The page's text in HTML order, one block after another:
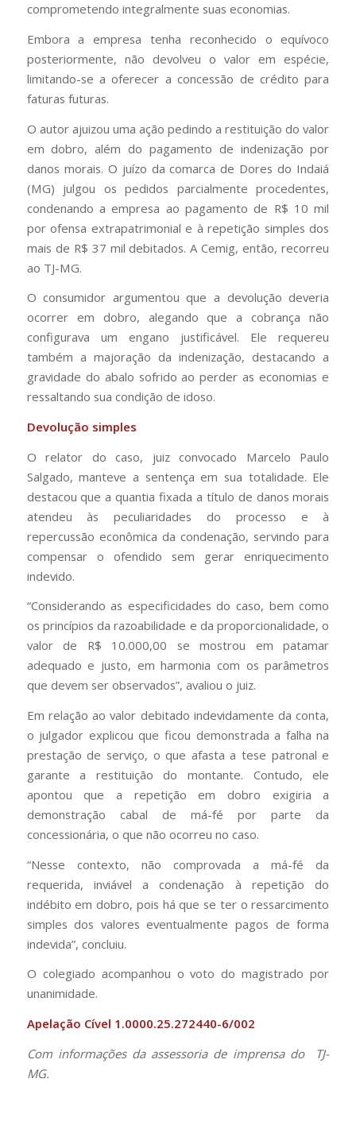
comprometendo integralmente suas economias.
Embora a empresa tenha reconhecido o equívoco
posteriormente, não devolveu o valor em espécie,
limitando-se a oferecer a concessão de crédito para
faturas futuras.
O autor ajuizou uma ação pedindo a restituição do valor
em dobro, além do pagamento de indenização por
danos morais. O juízo da comarca de Dores do Indaiá
(MG) julgou os pedidos parcialmente procedentes,
condenando a empresa ao pagamento de R$ 10 mil
por ofensa extrapatrimonial e à repetição simples dos
mais de R$ 37 mil debitados. A Cemig, então, recorreu
ao TJ-MG.
O consumidor argumentou que a devolução deveria
ocorrer em dobro, alegando que a cobrança não
configurava um engano justificável. Ele requereu
também a majoração da indenização, destacando a
gravidade do abalo sofrido ao perder as economias e
ressaltando sua condição de idoso.
Devolução simples
O relator do caso, juiz convocado Marcelo Paulo
Salgado, manteve a sentença em sua totalidade. Ele
destacou que a quantia fixada a título de danos morais
atendeu às peculiaridades do processo e à
repercussão econômica da condenação, servindo para
compensar o ofendido sem gerar enriquecimento
indevido.
“Considerando as especificidades do caso, bem como
os princípios da razoabilidade e da proporcionalidade, o
valor de R$ 10.000,00 se mostrou em patamar
adequado e justo, em harmonia com os parâmetros
que devem ser observados”, avaliou o juiz.
Em relação ao valor debitado indevidamente da conta,
o julgador explicou que ficou demonstrada a falha na
prestação de serviço, o que afasta a tese patronal e
garante a restituição do montante. Contudo, ele
apontou que a repetição em dobro exigiria a
demonstração cabal de má-fé por parte da
concessionária, o que não ocorreu no caso.
“Nesse contexto, não comprovada a má-fé da
requerida, inviável a condenação à repetição do
indébito em dobro, pois há que se ter o ressarcimento
simples dos valores eventualmente pagos de forma
indevida”, concluiu.
O colegiado acompanhou o voto do magistrado por
unanimidade.
Apelação Cível 1.0000.25.272440-6/002
Com informações da assessoria de imprensa do TJ-
MG.